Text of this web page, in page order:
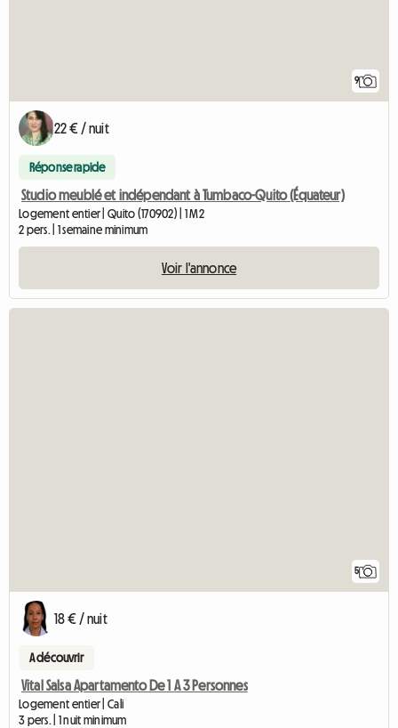
9
22 € / nuit
Réponse rapide
Studio meublé et indépendant à Tumbaco-Quito (Équateur)
Logement entier | Quito (170902) | 1 M2
2 pers. | 1 semaine minimum
Voir l'annonce
5
18 € / nuit
A découvrir
Vital Salsa Apartamento De 1 A 3 Personnes
Logement entier | Cali
3 pers. | 1 nuit minimum